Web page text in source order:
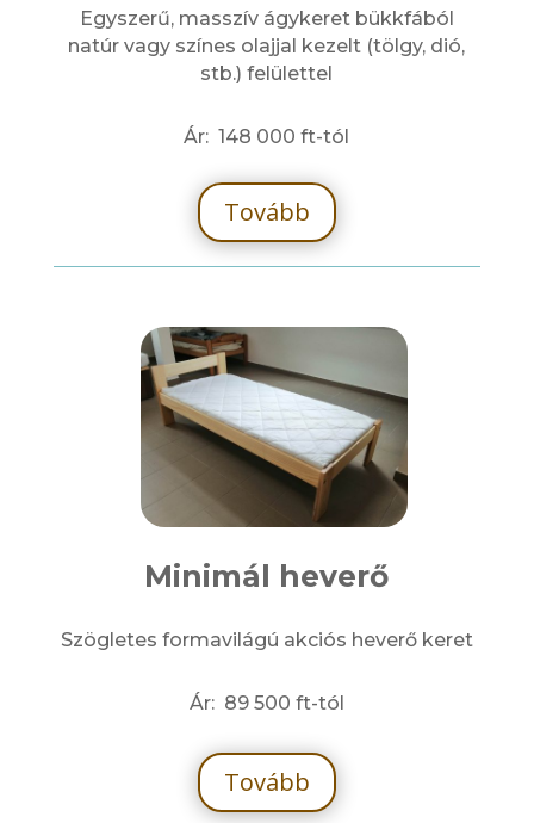
Egyszerű, masszív ágykeret bükkfából
natúr vagy színes olajjal kezelt (tölgy, dió,
stb.) felülettel
Ár: 148 000 ft-tól
Tovább
Minimál heverő
Szögletes formavilágú akciós heverő keret
Ár: 89 500 ft-tól
Tovább